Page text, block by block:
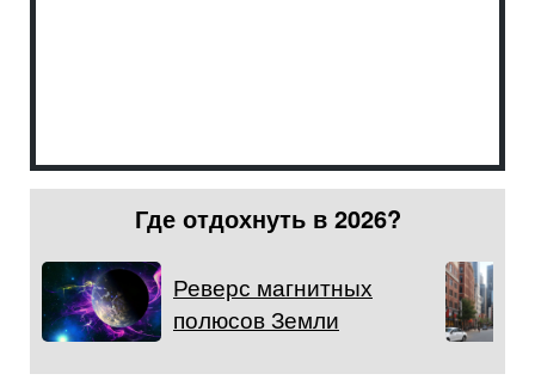
Где отдохнуть в 2026?
Реверс магнитных
полюсов Земли